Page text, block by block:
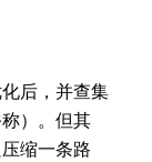
后，并查集
称）。但其
缩一条路